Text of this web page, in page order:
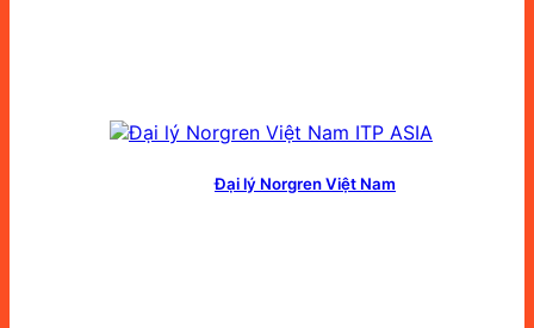
Đại lý Norgren Việt Nam